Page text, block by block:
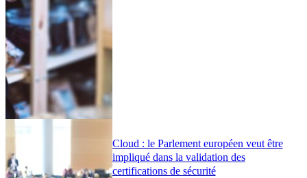
Cloud : le Parlement européen veut être
impliqué dans la validation des
certifications de sécurité